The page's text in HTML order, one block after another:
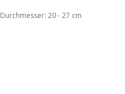
Durchmesser: 20 - 27 cm